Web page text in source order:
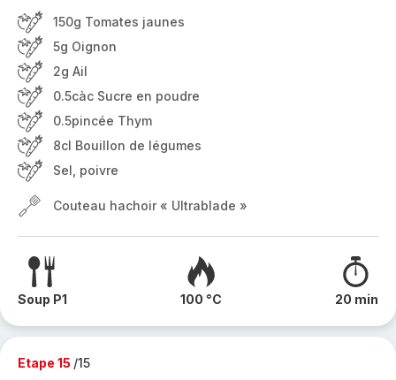
150g Tomates jaunes
5g Oignon
2g Ail
0.5càc Sucre en poudre
0.5pincée Thym
8cl Bouillon de légumes
Sel, poivre
Couteau hachoir « Ultrablade »
Soup P1 100 °C 20 min
Etape 15 /15